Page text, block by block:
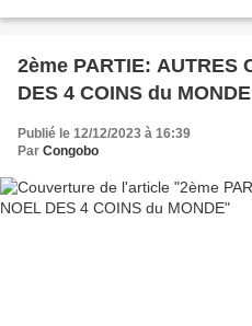
2ème PARTIE: AUTRES CHANSONS DE NOEL
DES 4 COINS du MONDE
Publié le 12/12/2023 à 16:39
Par Congobo